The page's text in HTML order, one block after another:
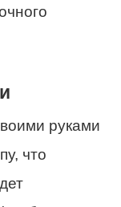
руками
что